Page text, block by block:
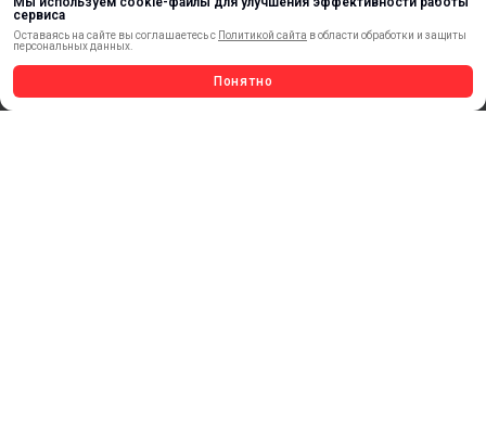
сервиса
Оставаясь на сайте вы соглашаетесь с Политикой сайта в области обработки и защиты
персональных данных.
Понятно
САМОКЛЕЯЩИЕСЯ ПЛЕНКИ
ЛИСТОВЫЕ МАТЕРИАЛЫ
СТЕРЖНИ И ТРУБЫ ИЗ АКРИЛА